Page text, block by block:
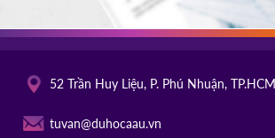
52 Trần Huy Liệu, P. Phú Nhuận, TP.HCM
tuvan@duhocaau.vn